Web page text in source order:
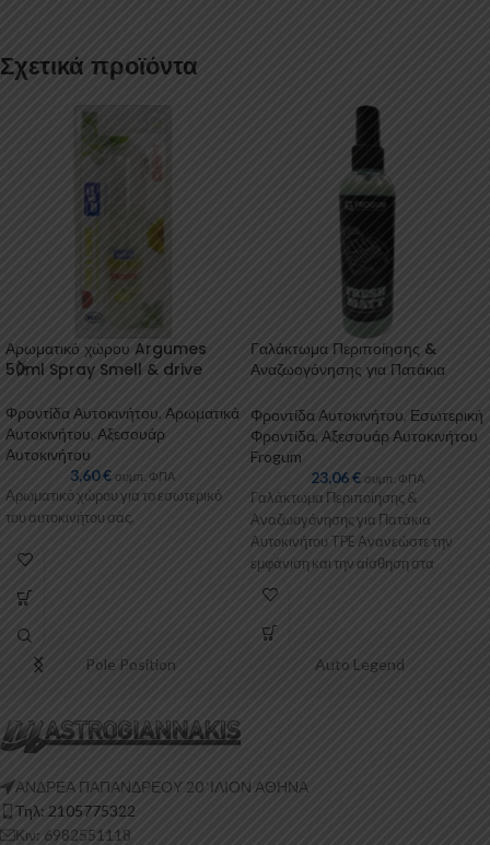
Σχετικά προϊόντα
Αρωματικό χώρου Argumes
50ml Spray Smell & drive
Φροντίδα Αυτοκινήτου, Αρωματικά
Αυτοκινήτου Αξεσουάρ
Αυτοκινήτου
3,60€ συμπ. ΦΠΑ
Αρωματικό χώρου για το εσωτερικό
του αυτοκινήτου σας.
Γαλάκτωμα Περιποίησης &
Αναζωογόνησης για Πατάκια
Φροντίδα Αυτοκινήτου Εσωτερική
Φροντίδα, Αξεσουάρ Αυτοκινήτου
Frogum
23,06€ συμπ. ΦΠΑ
Γαλάκτωμα Περιποίησης &
Αναζωογόνησης για Πατάκια
Αυτοκινήτου TPE Ανανεώστε την
εμφάνιση και την αίσθηση στα
πατάκια του αυτοκινήτου σας με
Pole Position Auto Legend
ΑΝΔΡΕΑ ΠΑΠΑΝΔΡΕΟΥ 20 ‘ΙΛΙΟΝ ΑΘΗΝΑ
Τηλ: 2105775322
Κιν: 6982551118